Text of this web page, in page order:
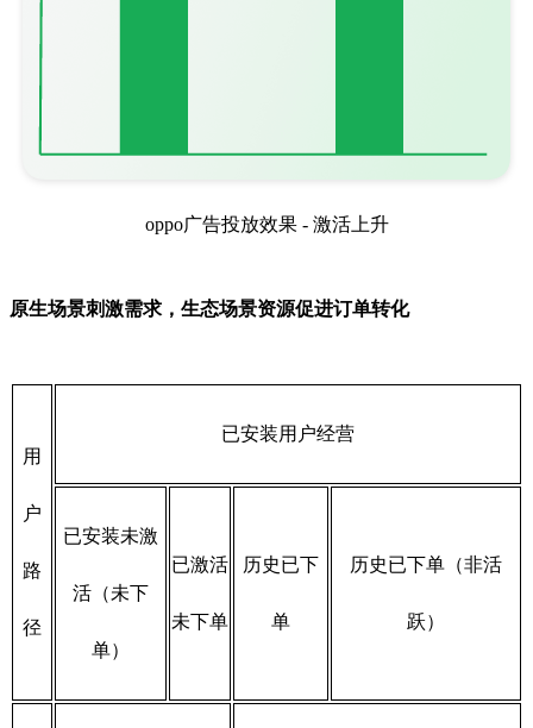
oppo广告投放效果 - 激活上升
原生场景刺激需求，生态场景资源促进订单转化
用
户
路
径
已安装用户经营
已安装未激
活（未下
单）
已激活
未下单
历史已下
单
历史已下单（非活
跃）